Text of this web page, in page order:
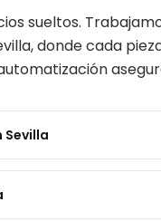
sueltos.
, donde cada
Sevilla